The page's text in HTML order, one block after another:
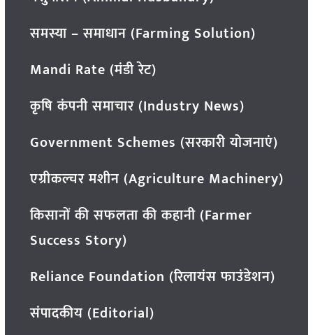
समस्या – समाधान (Farming Solution)
Mandi Rate (मंडी रेट)
कृषि कंपनी समाचार (Industry News)
Government Schemes (सरकारी योजनाएं)
एग्रीकल्चर मशीन (Agriculture Machinery)
किसानों की सफलता की कहानी (Farmer
Success Story)
Reliance Foundation (रिलायंस फाउंडेशन)
संपादकीय (Editorial)